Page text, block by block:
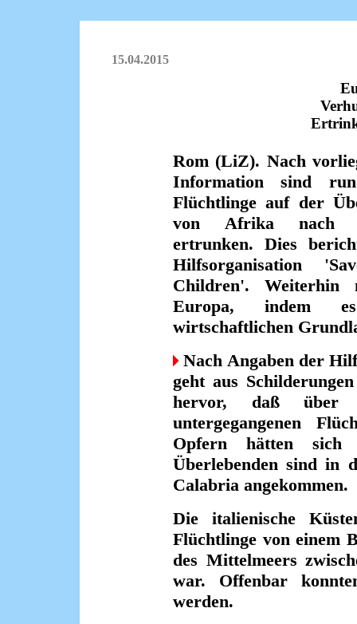
15.04.2015
Rom (LiZ). Nach
Information sind
Flüchtlinge auf der
von Afrika nach
ertrunken. Dies
Hilfs­organisation
Children'. Weiterhin
Europa, indem
wirtschaftlichen
Nach Angaben der
geht aus
hervor, daß über
untergegangenen
Opfern hätten sich
Überlebenden sind in
Calabria angekommen.
Die italienische
Flüchtlinge von einem
des Mittelmeers
war. Offenbar
werden.